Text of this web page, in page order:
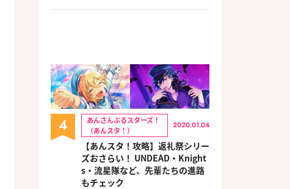
4
あんさんぶるスターズ！
（あんスタ！）
2020.01.04
【あんスタ！攻略】返礼祭シリー
ズおさらい！ UNDEAD・Knight
s・流星隊など、先輩たちの進路
もチェック